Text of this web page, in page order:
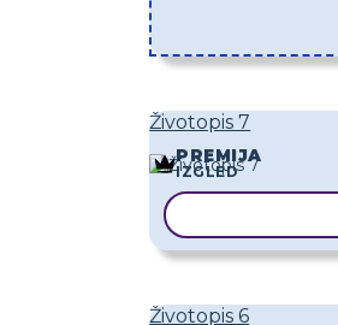
Životopis 7
PREMIJA
IZGLED
Životopis 6